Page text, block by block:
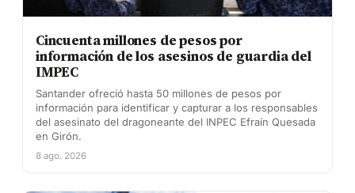
Cincuenta millones de pesos por
información de los asesinos de guardia del
IMPEC
Santander ofreció hasta 50 millones de pesos por
información para identificar y capturar a los responsables
del asesinato del dragoneante del INPEC Efraín Quesada
en Girón.
8 ago. 2026